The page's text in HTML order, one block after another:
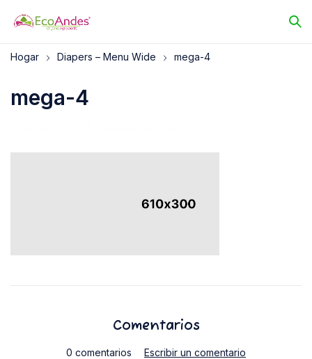
Hogar Diapers – Menu Wide mega-4
mega-4
Comentarios
0 comentarios Escribir un comentario